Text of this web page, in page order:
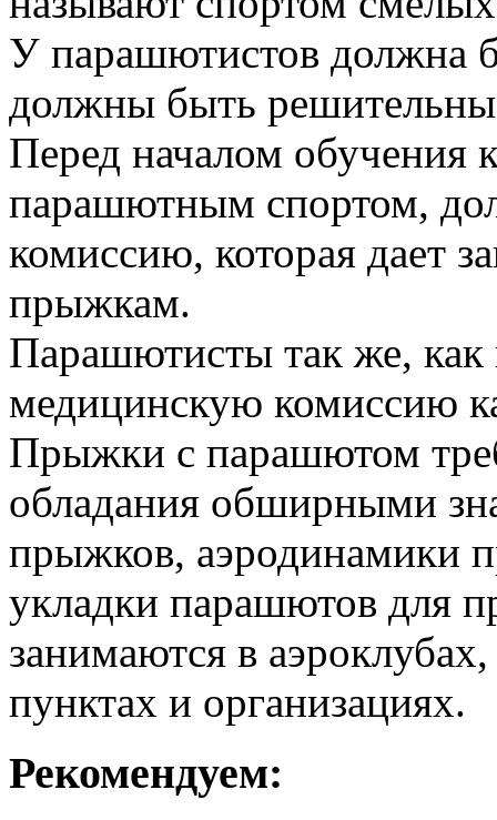
У парашютистов должна
должны быть
Перед началом обучения
парашютным спортом,
комиссию, которая дает
прыжкам.
Парашютисты так же, как
медицинскую комиссию
Прыжки с парашютом
обладания обширными
прыжков, аэродинамики
укладки парашютов для
занимаются в
пунктах и организациях.
Рекомендуем: